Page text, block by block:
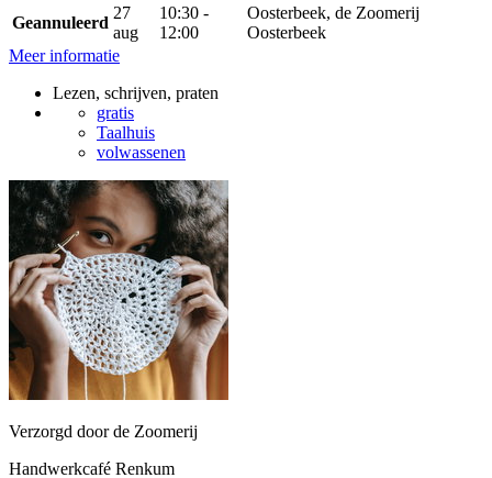
Geannuleerd
27
aug
10:30 -
12:00
Oosterbeek, de Zoomerij
Oosterbeek
Meer informatie
Lezen, schrijven, praten
gratis
Taalhuis
volwassenen
Verzorgd door de Zoomerij
Handwerkcafé Renkum